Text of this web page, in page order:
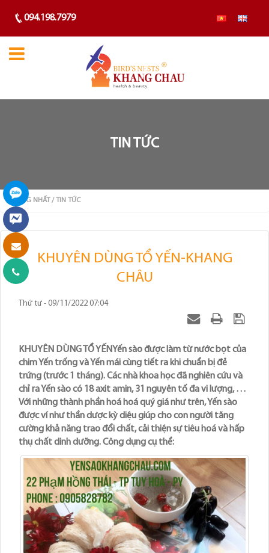
094.198.7979
TIN TỨC
TRANG NHẤT / TIN TỨC
KHUYÊN DÙNG TỔ YẾN-KHANG
CHÂU
Thứ tư - 09/11/2022 07:04
KHUYÊN DÙNG TỔ YẾNYến sào được làm từ nước bọt của
chim Yến trống và Yến mái cùng tiết ra khi chuẩn bị đẻ
trứng (trước 1 tháng). Các nhà khoa học đã nghiên cứu và
chỉ ra Yến sào có 18 axit amin, 31 nguyên tố đa vi lượng, …
Với những thành phần hoá hoá quý giá như trên, Yến sào
được ví như thần dược kỳ diệu giúp cho con người tăng
cường khả năng trao đổi chất, cải thiện sự tiêu hoá và hấp
thụ chất dinh dưỡng. Công dụng cụ thể: